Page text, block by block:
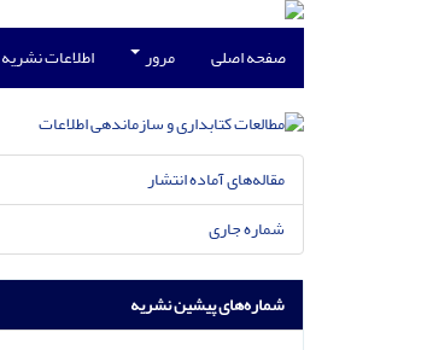
صفحه اصلی مرور اطلاعات نشریه
مقاله‌های آماده انتشار
شماره جاری
شماره‌های پیشین نشریه